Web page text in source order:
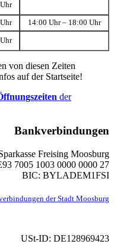
14:00 Uhr – 18:00 Uhr
von diesen Zeiten
auf der Startseite!
der
Bankverbindungen
Freising Moosburg
7005 1003 0000 0000 27
BIC: BYLADEM1FSI
der Stadt Moosburg
USt-ID: DE128969423